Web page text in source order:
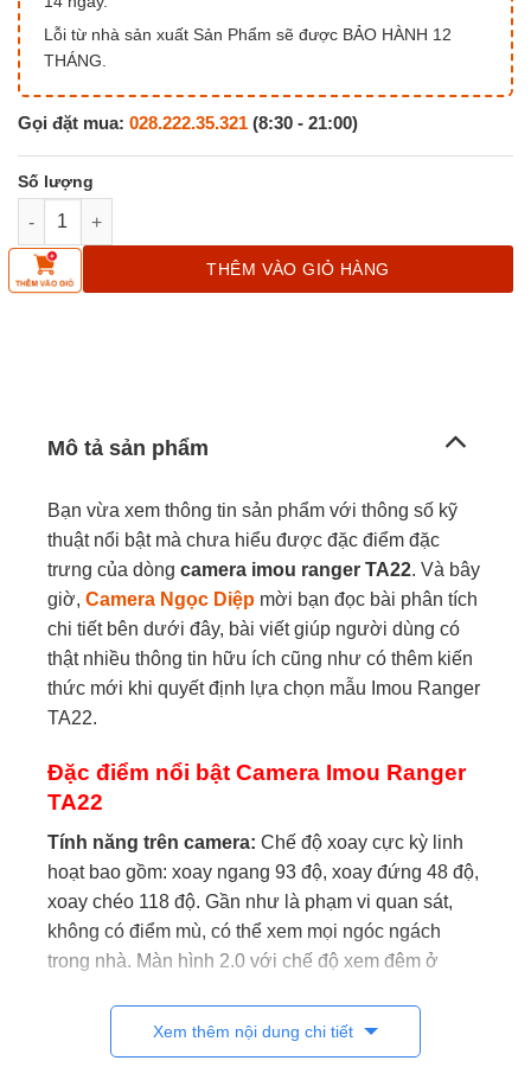
Lỗi từ nhà sản xuất Sản Phẩm sẽ được BẢO HÀNH 12
THÁNG.
Gọi đặt mua: 028.222.35.321 (8:30 - 21:00)
Camera Imou Ranger TA22 trong nhà số lượng
THÊM VÀO GIỎ HÀNG
Mô tả sản phẩm
Bạn vừa xem thông tin sản phẩm với thông số kỹ
thuật nổi bật mà chưa hiểu được đặc điểm đặc
trưng của dòng camera imou ranger TA22. Và bây
giờ, Camera Ngọc Diệp mời bạn đọc bài phân tích
chi tiết bên dưới đây, bài viết giúp người dùng có
thật nhiều thông tin hữu ích cũng như có thêm kiến
thức mới khi quyết định lựa chọn mẫu Imou Ranger
TA22.
Đặc điểm nổi bật Camera Imou Ranger
TA22
Tính năng trên camera: Chế độ xoay cực kỳ linh
hoạt bao gồm: xoay ngang 93 độ, xoay đứng 48 độ,
xoay chéo 118 độ. Gần như là phạm vi quan sát,
không có điểm mù, có thể xem mọi ngóc ngách
trong nhà. Màn hình 2.0 với chế độ xem đêm ở
chuẩn nén H.65 cùng với công nghệ tiên tiến cho
phép giảm 50% băng thông (25/30 fps frame) mạng
Xem thêm nội dung chi tiết